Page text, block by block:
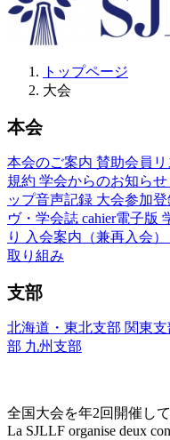
トップページ
大会
本会
本会のご案内 賛助会員リ
規約 学会からのお知らせ
ップ音声記録 大会参加
ヴ・学会誌 cahier電子版
り
入会案内（兼再入会
取り組み
支部
北海道・東北支部 関東支
部 九州支部
全国大会を年2回開
La SJLLF organise deux